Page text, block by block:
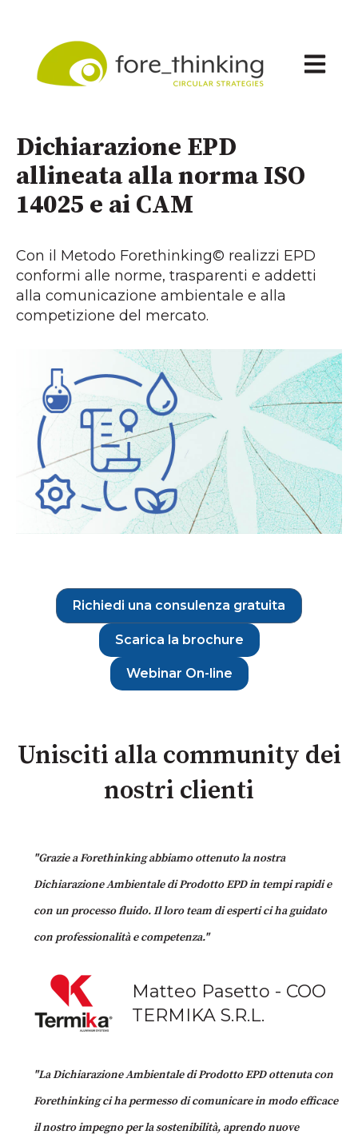
Apri
Dichiarazione EPD
allineata alla norma ISO
14025 e ai CAM
Con il Metodo Forethinking© realizzi EPD
conformi alle norme, trasparenti e addetti
alla comunicazione ambientale e alla
competizione del mercato.
Richiedi una consulenza gratuita
Scarica la brochure
Webinar On-line
Unisciti alla community dei
nostri clienti
"Grazie a Forethinking abbiamo ottenuto la nostra
Dichiarazione Ambientale di Prodotto EPD in tempi rapidi e
con un processo fluido. Il loro team di esperti ci ha guidato
con professionalità e competenza."
Matteo Pasetto - COO
TERMIKA S.R.L.
"La Dichiarazione Ambientale di Prodotto EPD ottenuta con
Forethinking ci ha permesso di comunicare in modo efficace
il nostro impegno per la sostenibilità, aprendo nuove